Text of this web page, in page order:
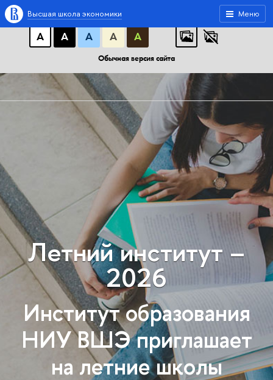
A A A АБB
АБB
А
А А А А
Обычная версия сайта
Меню
Высшая школа экономики
Летний институт –
2026
Институт образования
НИУ ВШЭ приглашает
на летние школы